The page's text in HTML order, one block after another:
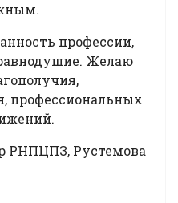
профессии,
Желаю
профессиональных
РНПЦПЗ, Рустемова